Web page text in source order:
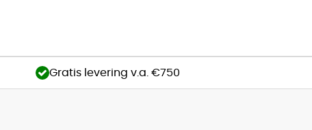
Gratis levering v.a. €750